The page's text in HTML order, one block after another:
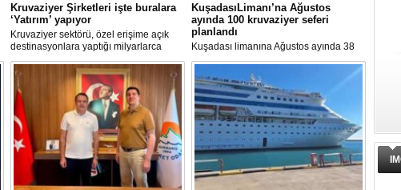
Kruvaziyer Şirketleri işte buralara
‘Yatırım’ yapıyor
Kruvaziyer sektörü, özel erişime açık
destinasyonlara yaptığı milyarlarca
dolarlık yatırımlarla tatil deneyimini gemi
dışına taşıyor. Özel adalar, beach
club'lar, su parkları ve lüks villalar artık
şirketlerin en stratejik gelir kaynakları
arasında yer alıyor.
KuşadasıLimanı’na Ağustos
ayında 100 kruvaziyer seferi
planlandı
Kuşadası limanına Ağustos ayında 38
farklı kruvaziyer gemisi 100 kez
uğrayacak. En yoğun günün 28 Ağustos
olduğu açıklandı.